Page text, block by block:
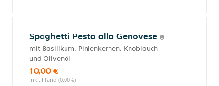
Spaghetti Pesto alla Genovese
mit Basilikum, Pinienkernen, Knoblauch
und Olivenöl
10,00 €
inkl. Pfand (0,00 €)